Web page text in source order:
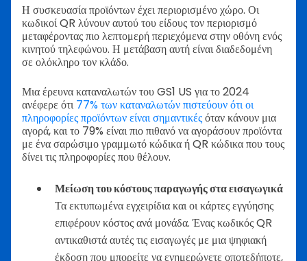
Η συσκευασία προϊόντων έχει περιορισμένο χώρο. Οι
κωδικοί QR λύνουν αυτού του είδους τον περιορισμό
μεταφέροντας πιο λεπτομερή περιεχόμενα στην οθόνη ενός
κινητού τηλεφώνου. Η μετάβαση αυτή είναι διαδεδομένη
σε ολόκληρο τον κλάδο.
Μια έρευνα καταναλωτών του GS1 US για το 2024
ανέφερε ότι77% των καταναλωτών πιστεύουν ότι οι
πληροφορίες προϊόντων είναι σημαντικέςόταν κάνουν μια
αγορά, και το 79% είναι πιο πιθανό να αγοράσουν προϊόντα
με ένα σαρώσιμο γραμμωτό κώδικα ή QR κώδικα που τους
δίνει τις πληροφορίες που θέλουν.
Μείωση του κόστους παραγωγής στα εισαγωγικά
Τα εκτυπωμένα εγχειρίδια και οι κάρτες εγγύησης
επιφέρουν κόστος ανά μονάδα. Ένας κωδικός QR
αντικαθιστά αυτές τις εισαγωγές με μια ψηφιακή
έκδοση που μπορείτε να ενημερώνετε οποτεδήποτε,